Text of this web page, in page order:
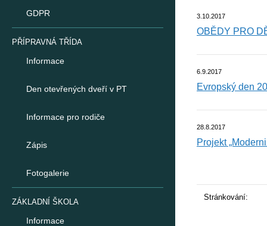
GDPR
PŘÍPRAVNÁ TŘÍDA
Informace
Den otevřených dveří v PT
Informace pro rodiče
Zápis
Fotogalerie
ZÁKLADNÍ ŠKOLA
Informace
3.10.2017
OBĚDY PRO
6.9.2017
Evropský den
28.8.2017
Projekt
Stránkování: